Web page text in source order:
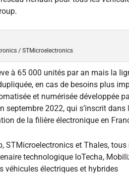
/ STMicroelectronics
à 65 000 unités par an mais la
en cas de besoins plus
et numérisée développée
septembre 2022, qui s’inscrit dans
de la filière électronique en
STMicroelectronics et Thales,
technologique IoTecha,
véhicules électriques et hybrides